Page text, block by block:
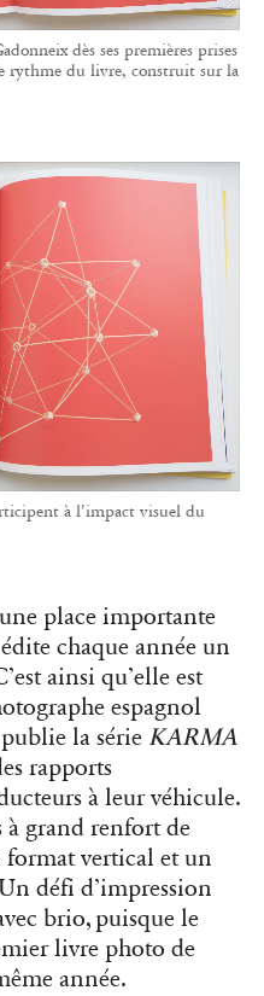
dès ses premières prises
rythme du livre, construit sur la
à l'impact visuel du
place importante
chaque année un
ainsi qu’elle est
espagnol
la série KARMA
rapports
à leur véhicule.
à grand renfort de
format vertical et un
défi d’impression
brio, puisque le
livre photo de
année.